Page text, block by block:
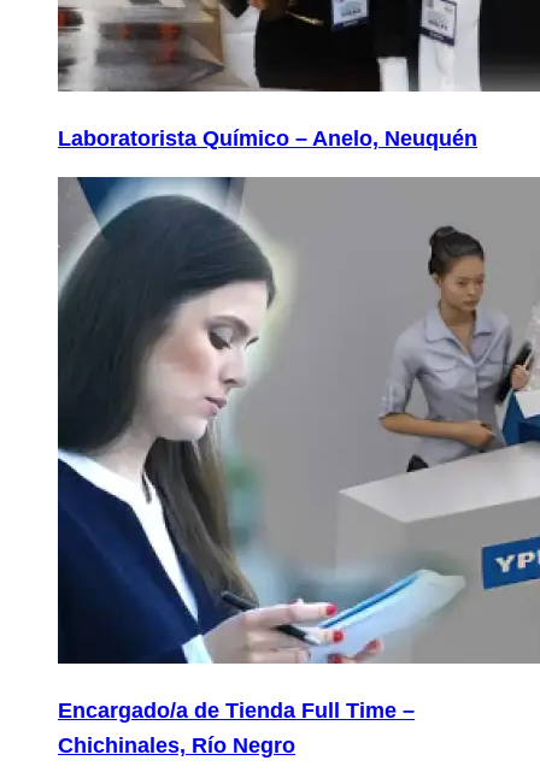
Laboratorista Químico – Anelo, Neuquén
Encargado/a de Tienda Full Time –
Chichinales, Río Negro